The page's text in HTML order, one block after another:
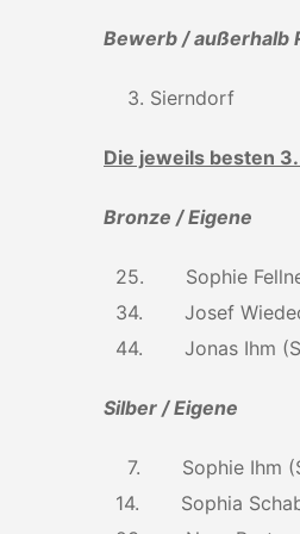
Bewerb / außerhalb
3. Sierndorf
Die jeweils besten
Bronze / Eigene
25. Sophie
34. Josef
44. Jonas Ihm
Silber / Eigene
7. Sophie Ihm
14. Sophia